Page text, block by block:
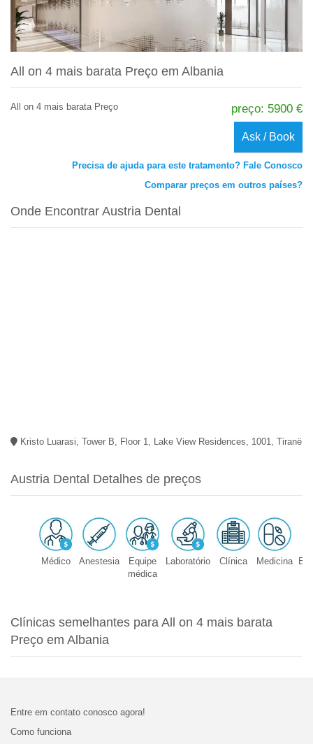
All on 4 mais barata Preço em Albania
All on 4 mais barata Preço preço: 5900 €
Ask / Book
Precisa de ajuda para este tratamento? Fale Conosco
Comparar preços em outros países?
Onde Encontrar Austria Dental
Kristo Luarasi, Tower B, Floor 1, Lake View Residences, 1001, Tiranë
Austria Dental Detalhes de preços
Médico Anestesia
Equipe
médica
Laboratório Clínica Medicina
Clínicas semelhantes para All on 4 mais barata
Preço em Albania
Entre em contato conosco agora!
Como funciona